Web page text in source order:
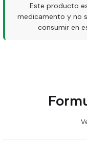
Este producto
medicamento y no
consumir en